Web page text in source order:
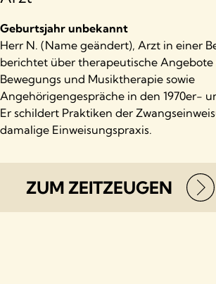
Geburtsjahr unbekannt
Herr N. (Name geändert), Arzt in einer
berichtet über therapeutische Angebote
Bewegungs und Musiktherapie sowie
Angehörigengespräche in den 1970er-
Er schildert Praktiken der
damalige Einweisungspraxis.
ZUM ZEITZEUGEN